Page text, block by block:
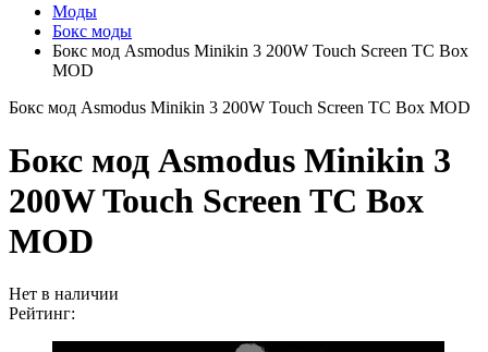
Моды
Бокс моды
Бокс мод Asmodus Minikin 3 200W Touch Screen TC Box
MOD
Бокс мод Asmodus Minikin 3 200W Touch Screen TC Box MOD
Бокс мод Asmodus Minikin 3
200W Touch Screen TC Box
MOD
Нет в наличии
Рейтинг: